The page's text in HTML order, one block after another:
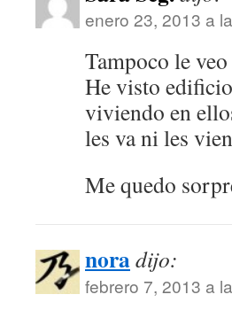
enero 23, 2013 a
Tampoco le
He visto
viviendo en
les va ni les
Me quedo
noradijo:
febrero 7, 2013 a